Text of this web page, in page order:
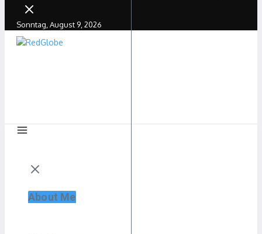
Sonntag, August 9, 2026
About Me